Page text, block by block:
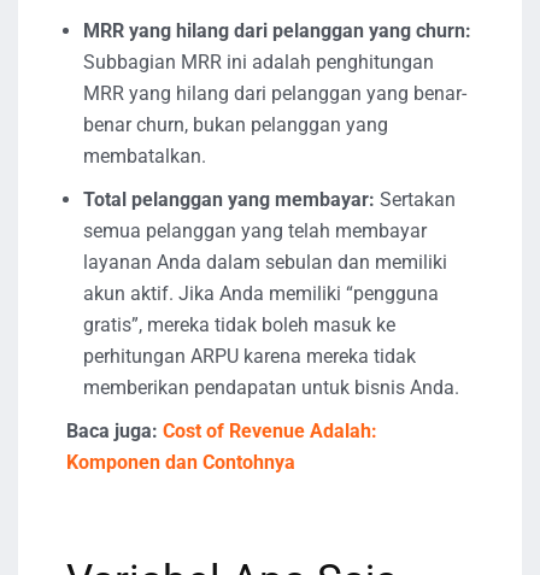
MRR yang hilang dari pelanggan yang churn:
Subbagian MRR ini adalah penghitungan
MRR yang hilang dari pelanggan yang benar-
benar churn, bukan pelanggan yang
membatalkan.
Total pelanggan yang membayar: Sertakan
semua pelanggan yang telah membayar
layanan Anda dalam sebulan dan memiliki
akun aktif. Jika Anda memiliki “pengguna
gratis”, mereka tidak boleh masuk ke
perhitungan ARPU karena mereka tidak
memberikan pendapatan untuk bisnis Anda.
Baca juga: Cost of Revenue Adalah:
Komponen dan Contohnya